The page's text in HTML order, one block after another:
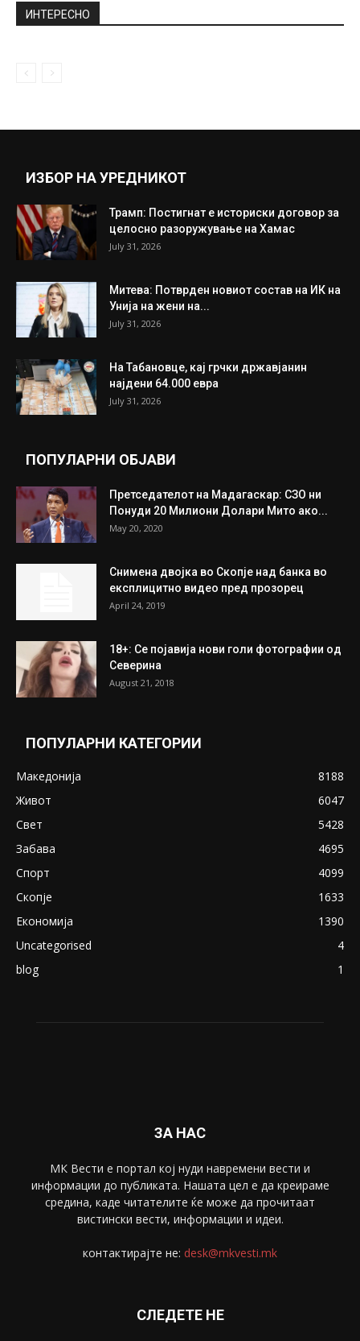
ИНТЕРЕСНО
ИЗБОР НА УРЕДНИКОТ
Трамп: Постигнат е историски договор за
целосно разоружување на Хамас
July 31, 2026
Митева: Потврден новиот состав на ИК на
Унија на жени на...
July 31, 2026
На Табановце, кај грчки државјанин
најдени 64.000 евра
July 31, 2026
ПОПУЛАРНИ ОБЈАВИ
Претседателот на Мадагаскар: СЗО ни
Понуди 20 Милиони Долари Мито ако...
May 20, 2020
Снимена двојка во Скопје над банка во
експлицитно видео пред прозорец
April 24, 2019
18+: Се појавија нови голи фотографии од
Северина
August 21, 2018
ПОПУЛАРНИ КАТЕГОРИИ
Македонија
8188
Живот
6047
Свет
5428
Забава
4695
Спорт
4099
Скопје
1633
Економија
1390
Uncategorised
4
blog
1
ЗА НАС
МК Вести е портал коj нуди навремени вести и
информации до публиката. Нашата цел е да креираме
средина, каде читателите ќе може да прочитаат
вистински вести, информации и идеи.
контактирајте не: desk@mkvesti.mk
СЛЕДЕТЕ НЕ